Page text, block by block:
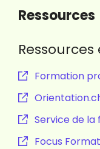
Ressources
Formation
Service de
Focus